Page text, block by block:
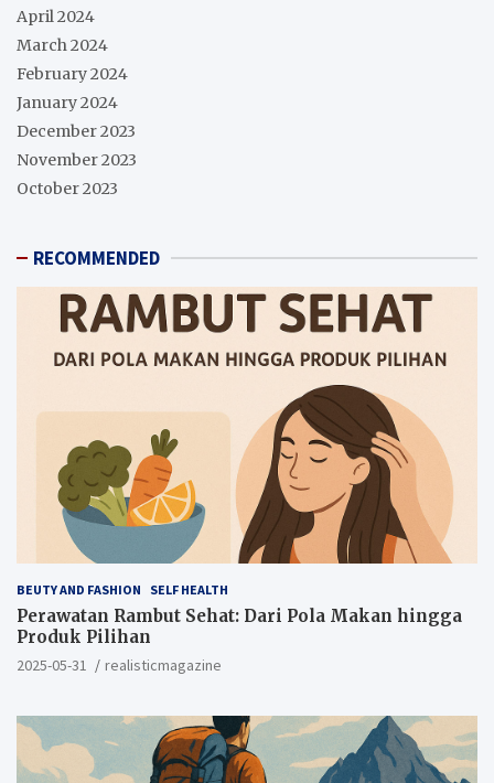
April 2024
March 2024
February 2024
January 2024
December 2023
November 2023
October 2023
RECOMMENDED
BEUTY AND FASHION SELF HEALTH
Perawatan Rambut Sehat: Dari Pola Makan hingga
Produk Pilihan
2025-05-31 realisticmagazine